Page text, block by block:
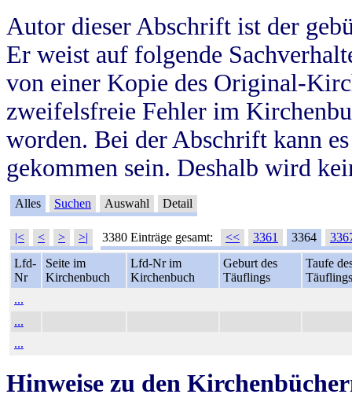
Autor dieser Abschrift ist der
Er weist auf folgende
von einer Kopie des Original-
zweifelsfreie Fehler im
worden. Bei der Abschrift kann
gekommen sein. Deshalb wird
Alles Suchen Auswahl Detail
|< < > >| 3380 Einträge gesamt: << 3361 3364
Lfd-
Nr
Seite im
Kirchenbuch
Lfd-Nr im
Kirchenbuch
Geburt des
Täuflings
Taufe
Täuflings
...
...
...
Hinweise zu den